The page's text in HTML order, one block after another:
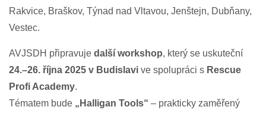
Rakvice, Braškov, Týnad nad Vltavou, Jenštejn, Dubňany,
Vestec.
AVJSDH připravuje další workshop, který se uskuteční
24.–26. října 2025 v Budislavi ve spolupráci s Rescue
Profi Academy.
Tématem bude „Halligan Tools“ – prakticky zaměřený